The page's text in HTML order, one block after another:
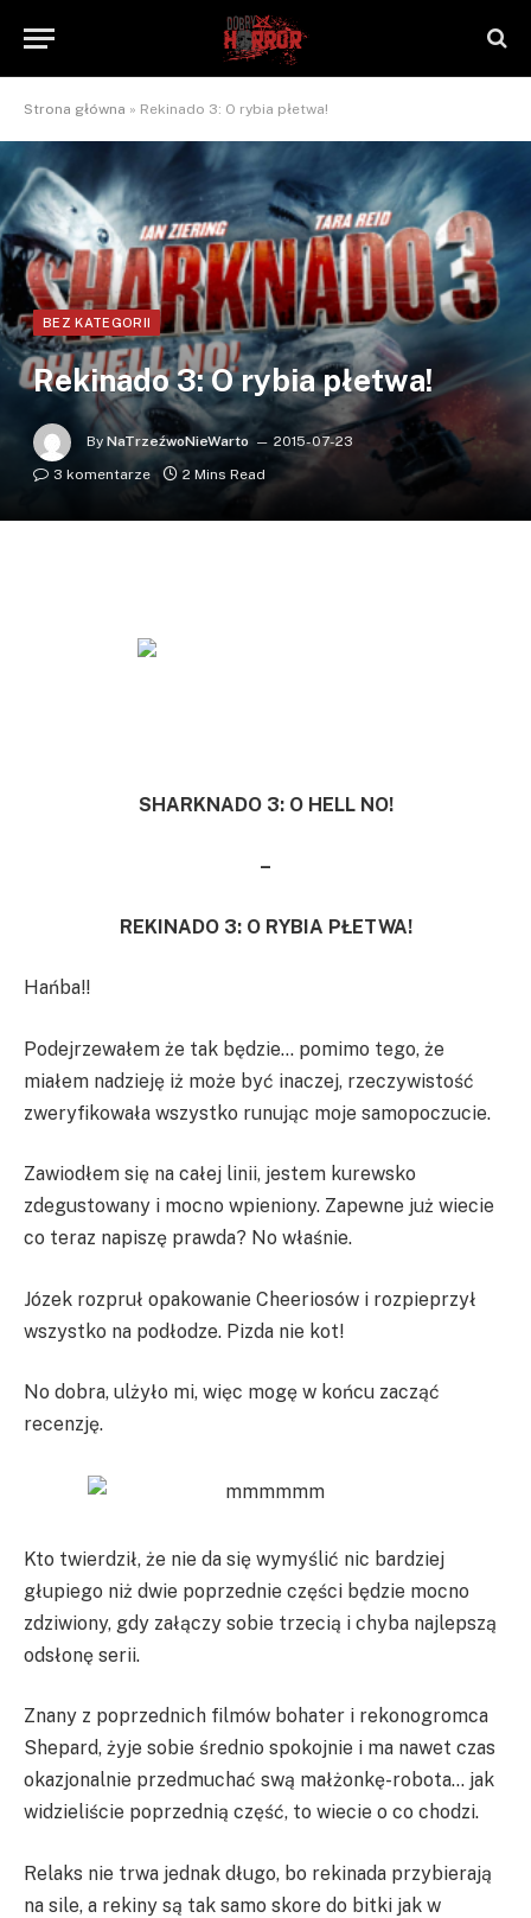
Strona główna » Rekinado 3: O rybia płetwa!
BEZ KATEGORII
Rekinado 3: O rybia płetwa!
By NaTrzeźwoNieWarto
2015-07-23
3 komentarze
2 Mins Read
SHARKNADO 3: O HELL NO!
–
REKINADO 3: O RYBIA PŁETWA!
Hańba!!
Podejrzewałem że tak będzie… pomimo tego, że
miałem nadzieję iż może być inaczej, rzeczywistość
zweryfikowała wszystko runując moje samopoczucie.
Zawiodłem się na całej linii, jestem kurewsko
zdegustowany i mocno wpieniony. Zapewne już wiecie
co teraz napiszę prawda? No właśnie.
Józek rozpruł opakowanie Cheeriosów i rozpieprzył
wszystko na podłodze. Pizda nie kot!
No dobra, ulżyło mi, więc mogę w końcu zacząć
recenzję.
Kto twierdził, że nie da się wymyślić nic bardziej
głupiego niż dwie poprzednie części będzie mocno
zdziwiony, gdy załączy sobie trzecią i chyba najlepszą
odsłonę serii.
Znany z poprzednich filmów bohater i rekonogromca
Shepard, żyje sobie średnio spokojnie i ma nawet czas
okazjonalnie przedmuchać swą małżonkę-robota… jak
widzieliście poprzednią część, to wiecie o co chodzi.
Relaks nie trwa jednak długo, bo rekinada przybierają
na sile, a rekiny są tak samo skore do bitki jak w